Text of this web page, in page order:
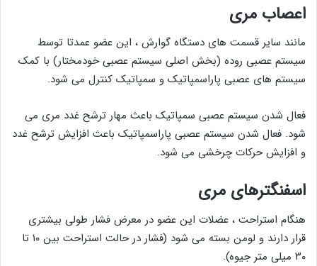
اعصاب مری
مانند سایر قسمت های دستگاه گوارش ، این عضو عمدتا توسط
سیستم عصبی روده (بخش اصلی سیستم عصبی خودمختار) با کمک
سیستم های عصبی پاراسمپاتیک و سمپاتیک کنترل می شود.
فعال شدن سیستم عصبی سمپاتیک باعث مهار ترشح غدد مری می
شود. فعال شدن سیستم عصبی پاراسمپاتیک باعث افزایش ترشح غدد
و افزایش حرکات چرخشی می شود.
اسفنگترهای مری
هنگام استراحت ، عضلات این عضو در معرض فشار طولی بیشتری
قرار دارند و لومن بسته می شود (فشار در حالت استراحت بین ۱۰ تا
۳۰ میلی متر جیوه).